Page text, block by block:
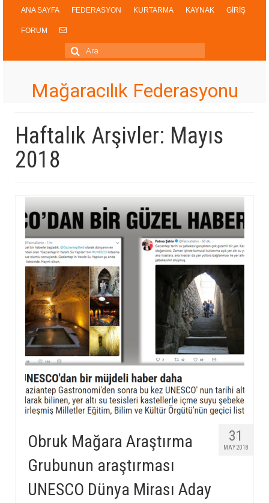
ANA SAYFA FEDERASYON KURTARMA KAYNAK GİRİŞ
FORUM
Şunu
ara:
Mağaracılık Federasyonu
Haftalık Arşivler: Mayıs
2018
31
MAY 2018
Obruk Mağara Araştırma
Grubunun araştırması
UNESCO Dünya Mirası Aday